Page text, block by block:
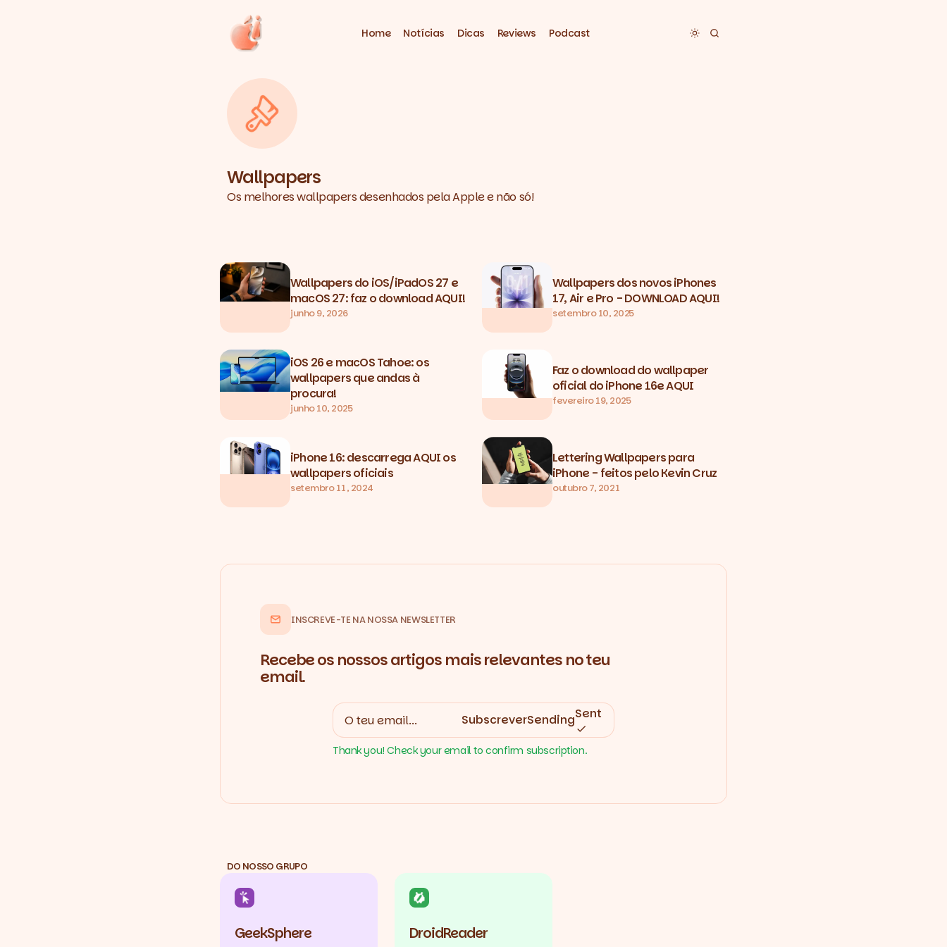
Home Notícias Dicas Reviews Podcast Toggle dark mode
Wallpapers
Os melhores wallpapers desenhados pela Apple e não só!
Posts tagged with Wallpapers
Wallpapers do iOS/iPadOS 27 e
macOS 27: faz o download AQUI!
junho 9, 2026
Wallpapers dos novos iPhones
17, Air e Pro - DOWNLOAD AQUI!
setembro 10, 2025
iOS 26 e macOS Tahoe: os
wallpapers que andas à
procura!
junho 10, 2025
Faz o download do wallpaper
oficial do iPhone 16e AQUI
fevereiro 19, 2025
iPhone 16: descarrega AQUI os
wallpapers oficiais
setembro 11, 2024
Lettering Wallpapers para
iPhone - feitos pelo Kevin Cruz
outubro 7, 2021
INSCREVE-TE NA NOSSA NEWSLETTER
Recebe os nossos artigos mais relevantes no teu
email.
SubscreverSendingSent
Thank you! Check your email to confirm subscription.
DO NOSSO GRUPO
GeekSphere DroidReader